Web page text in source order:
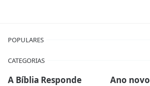
POPULARES
CATEGORIAS
A Bíblia Responde
Ano novo